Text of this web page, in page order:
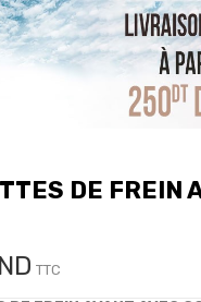
DE FREIN
TTC